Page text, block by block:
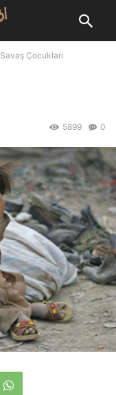
Savaş Çocukları
0
5899